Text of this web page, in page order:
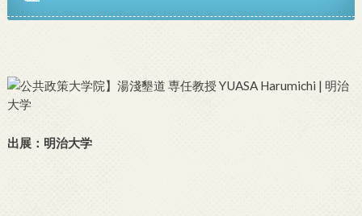
出展： 明治大学